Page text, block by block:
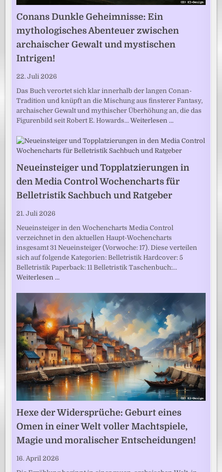
Conans Dunkle Geheimnisse: Ein
mythologisches Abenteuer zwischen
archaischer Gewalt und mystischen
Intrigen!
22. Juli 2026
Das Buch verortet sich klar innerhalb der langen Conan-
Tradition und knüpft an die Mischung aus finsterer Fantasy,
archaischer Gewalt und mythischer Überhöhung an, die das
Figurenbild seit Robert E. Howards…Weiterlesen …
Neueinsteiger und Topplatzierungen in
den Media Control Wochencharts für
Belletristik Sachbuch und Ratgeber
21. Juli 2026
Neueinsteiger in den Wochencharts Media Control
verzeichnet in den aktuellen Haupt-Wochencharts
insgesamt 31 Neueinsteiger (Vorwoche: 17). Diese verteilen
sich auf folgende Kategorien: Belletristik Hardcover: 5
Belletristik Paperback: 11 Belletristik Taschenbuch:…
Weiterlesen …
Hexe der Widersprüche: Geburt eines
Omen in einer Welt voller Machtspiele,
Magie und moralischer Entscheidungen!
16. April 2026